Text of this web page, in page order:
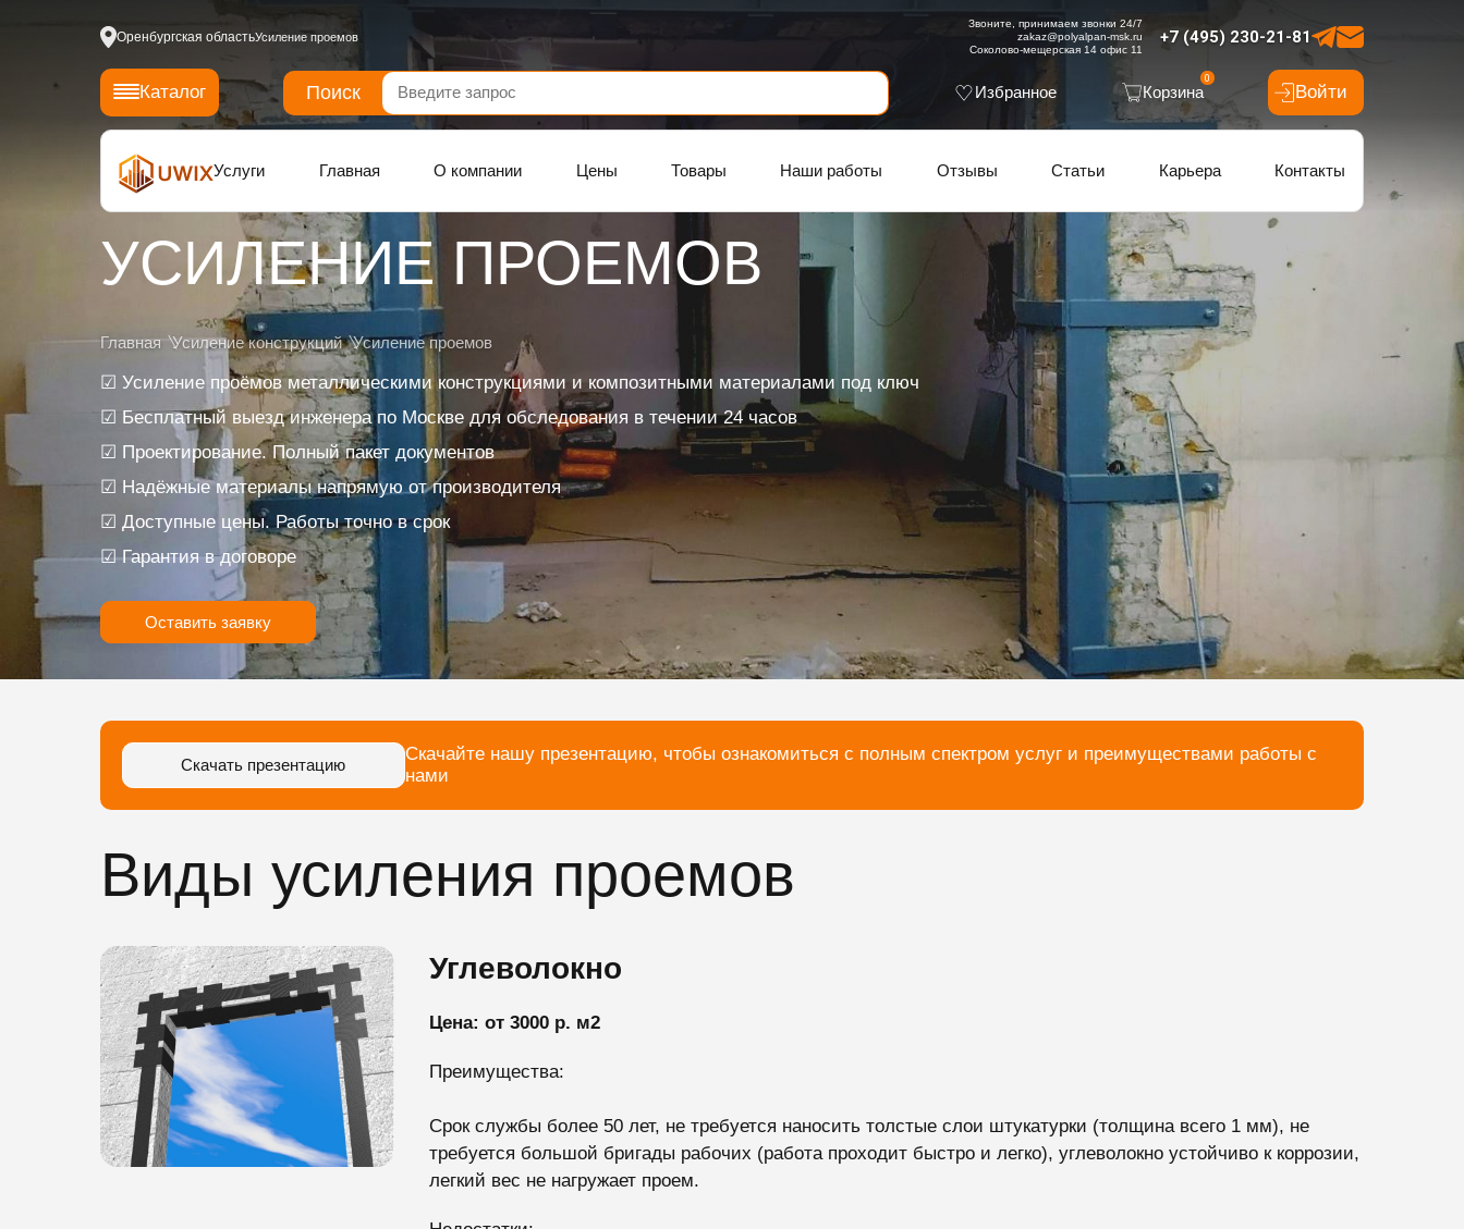
Оренбургская областьУсиление проемов +7 (495) 230-21-81
Звоните, принимаем звонки 24/7
zakaz@polyalpan-msk.ru
Соколово-мещерская 14 офис 11
Каталог Поиск Избранное Корзина
0
Войти
Услуги Главная О компании Цены Товары Наши работы Отзывы Статьи Карьера Контакты
УСИЛЕНИЕ ПРОЕМОВ
Главная Усиление конструкций Усиление проемов
☑ Усиление проёмов металлическими конструкциями и композитными материалами под ключ
☑ Бесплатный выезд инженера по Москве для обследования в течении 24 часов
☑ Проектирование. Полный пакет документов
☑ Надёжные материалы напрямую от производителя
☑ Доступные цены. Работы точно в срок
☑ Гарантия в договоре
Оставить заявку
Скачать презентацию
Скачайте нашу презентацию, чтобы ознакомиться с полным спектром услуг и преимуществами работы с
нами
Виды усиления проемов
Углеволокно
Цена: от 3000 р. м2
Преимущества:
Срок службы более 50 лет, не требуется наносить толстые слои штукатурки (толщина всего 1 мм), не
требуется большой бригады рабочих (работа проходит быстро и легко), углеволокно устойчиво к коррозии,
легкий вес не нагружает проем.